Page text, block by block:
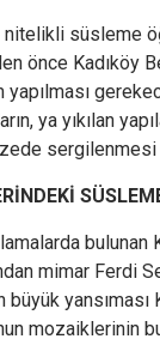
süsleme
önce Kadıköy
yapılması
ya yıkılan
bulunan
mimar Ferdi
yansıması
mozaiklerinin